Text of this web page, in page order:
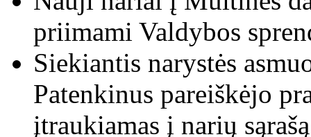
priimami Valdybos
Siekiantis narystės
Patenkinus pareiškėjo
įtraukiamas į narių